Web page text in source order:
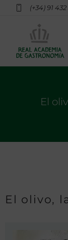
(+34) 91
El
El olivo,